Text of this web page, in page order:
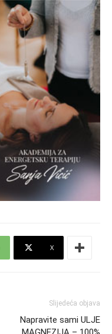
X
Slijedeća objava
Napravite sami ULJE